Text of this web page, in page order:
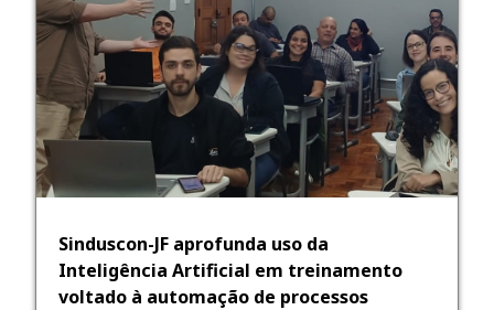
Sinduscon-JF aprofunda uso da
Inteligência Artificial em treinamento
voltado à automação de processos